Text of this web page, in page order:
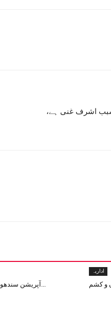
سبب اشرف غنی ہے،
آپریشن سندھور: دنیا کے لی...
اداریہ